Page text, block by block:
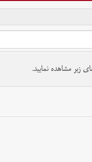
زیر مشاهده نمایید.
ملی ملک محفوظ است.